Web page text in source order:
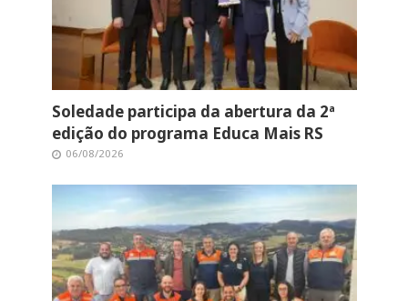
Soledade participa da abertura da 2ª
edição do programa Educa Mais RS
06/08/2026